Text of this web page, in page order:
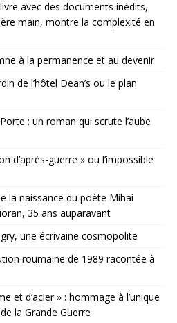
avec des documents inédits,
main, montre la complexité en
à la permanence et au devenir
de l’hôtel Dean’s ou le plan
: un roman qui scrute l’aube
d’après-guerre » ou l’impossible
la naissance du poète Mihai
35 ans auparavant
une écrivaine cosmopolite
roumaine de 1989 racontée à
et d’acier » : hommage à l’unique
la Grande Guerre